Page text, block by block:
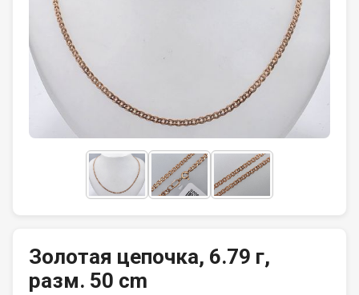
Золотая цепочка, 6.79 г,
разм. 50 cm